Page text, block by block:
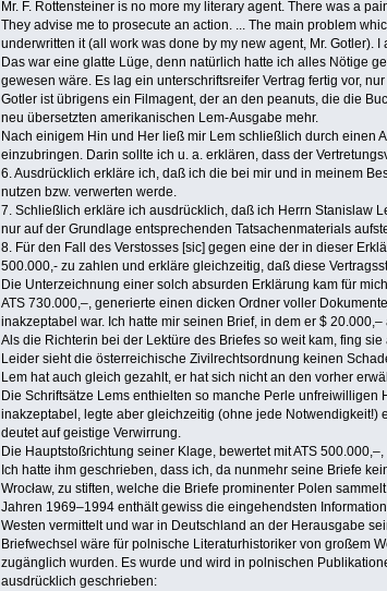
Mr. F. Rottensteiner is no more my literary agent. There was a
They advise me to prosecute an action. ... The main problem
underwritten it (all work was done by my new agent, Mr. Gotler).
Das war eine glatte Lüge, denn natürlich hatte ich alles Nötige
gewesen wäre. Es lag ein unterschriftsreifer Vertrag fertig vor,
Gotler ist übrigens ein Filmagent, der an den peanuts, die die
neu übersetzten amerikanischen Lem-Ausgabe mehr.
Nach einigem Hin und Her ließ mir Lem schließlich durch einen
einzubringen. Darin sollte ich u. a. erklären, dass der
6. Ausdrücklich erkläre ich, daß ich die bei mir und in meinem
nutzen bzw. verwerten werde.
7. Schließlich erkläre ich ausdrücklich, daß ich Herrn Stanislaw
nur auf der Grundlage entsprechenden Tatsachenmaterials
8. Für den Fall des Verstosses [sic] gegen eine der in dieser
500.000,- zu zahlen und erkläre gleichzeitig, daß diese
Die Unterzeichnung einer solch absurden Erklärung kam für
ATS 730.000,–, generierte einen dicken Ordner voller
inakzeptabel war. Ich hatte mir seinen Brief, in dem er $
Als die Richterin bei der Lektüre des Briefes so weit kam, fing
Leider sieht die österreichische Zivilrechtsordnung keinen
Lem hat auch gleich gezahlt, er hat sich nicht an den vorher
Die Schriftsätze Lems enthielten so manche Perle
inakzeptabel, legte aber gleichzeitig (ohne jede
deutet auf geistige Verwirrung.
Die Hauptstoßrichtung seiner Klage, bewertet mit ATS
Ich hatte ihm geschrieben, dass ich, da nunmehr seine Briefe
Wrocław, zu stiften, welche die Briefe prominenter Polen
Jahren 1969–1994 enthält gewiss die eingehendsten
Westen vermittelt und war in Deutschland an der Herausgabe
Briefwechsel wäre für polnische Literaturhistoriker von großem
zugänglich wurden. Es wurde und wird in polnischen
ausdrücklich geschrieben: